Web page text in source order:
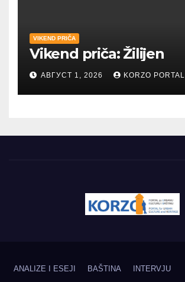
VIKEND PRIČA
Vikend priča: Žilijen
АВГУСТ 1, 2026 KORZO PORTAL
ANALIZE I ESEJI BAŠTINA INTERVJU